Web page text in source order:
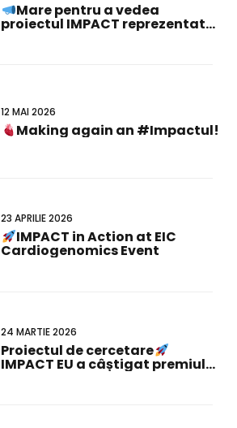
Mare pentru a vedea
proiectul IMPACT reprezentat
12 MAI 2026
Making again an #Impactul!
23 APRILIE 2026
IMPACT in Action at EIC
Cardiogenomics Event
24 MARTIE 2026
Proiectul de cercetare
IMPACT EU a câștigat premiul